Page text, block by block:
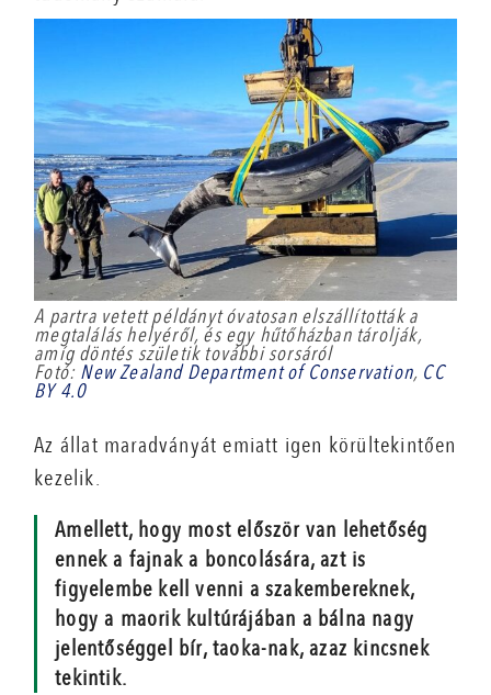
A partra vetett példányt óvatosan elszállították a
megtalálás helyéről, és egy hűtőházban tárolják,
amíg döntés születik további sorsáról
Fotó: New Zealand Department of Conservation, CC
BY 4.0
Az állat maradványát emiatt igen körültekintően
kezelik.
Amellett, hogy most először van lehetőség
ennek a fajnak a boncolására, azt is
figyelembe kell venni a szakembereknek,
hogy a maorik kultúrájában a bálna nagy
jelentőséggel bír, taoka-nak, azaz kincsnek
tekintik.